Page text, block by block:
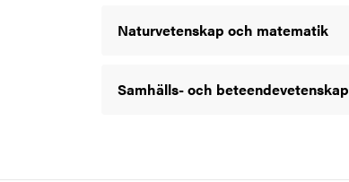
Naturvetenskap och matematik
Samhälls- och beteendevetenskap